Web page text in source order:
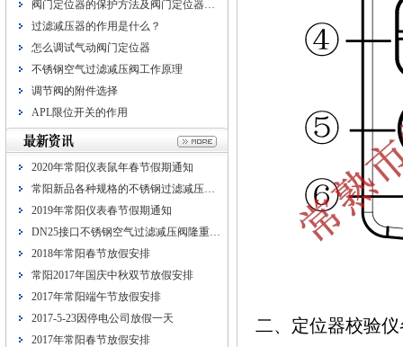
阀门定位器的保护方法及阀门定位器…
过滤减压器的作用是什么？
怎么调试气动阀门定位器
不锈钢空气过滤减压阀工作原理
调节阀的附件选择
APL限位开关的作用
2020年常阳仪表鼠年春节假期通知
常阳新品各种规格的不锈钢过滤减压…
2019年常阳仪表春节假期通知
DN25接口不锈钢空气过滤减压阀隆重…
2018年常阳春节放假安排
常阳2017年国庆中秋双节放假安排
2017年常阳端午节放假安排
2017-5-23因停电公司放假一天
2017年常阳春节放假安排
二、定位器校验